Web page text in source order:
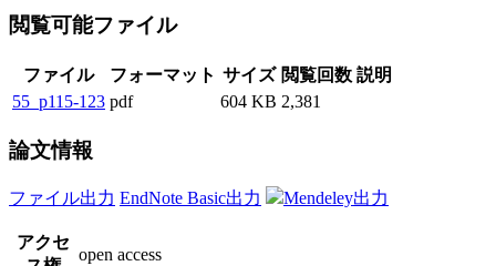
閲覧可能ファイル
ファイル フォーマット サイズ 閲覧回数 説明
55_p115-123 pdf 604 KB 2,381
論文情報
ファイル出力 EndNote Basic出力 Mendeley出力
アクセ
open access